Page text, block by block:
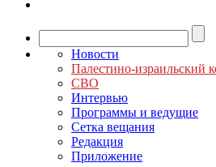
Новости
Палестино-израильский
СВО
Интервью
Программы и ведущие
Сетка вещания
Редакция
Приложение